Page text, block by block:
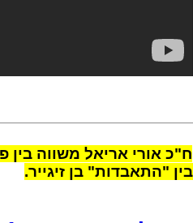
"התאבדות" בן זיגייר.